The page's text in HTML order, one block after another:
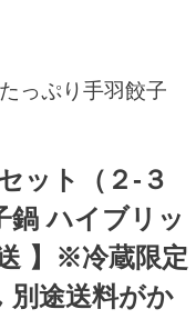
っぷり手羽餃子
ット（２-３
鍋 ハイブリッ
】※冷蔵限定
別途送料がか